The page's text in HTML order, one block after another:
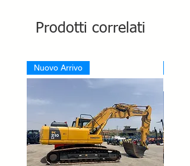
Prodotti correlati
Nuovo Arrivo